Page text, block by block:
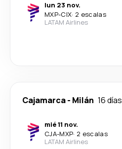
lun 23 nov.
MXP-CIX· 2 escalas
LATAM Airlines
Cajamarca- Milán 16 días
mié 11 nov.
CJA-MXP· 2 escalas
LATAM Airlines